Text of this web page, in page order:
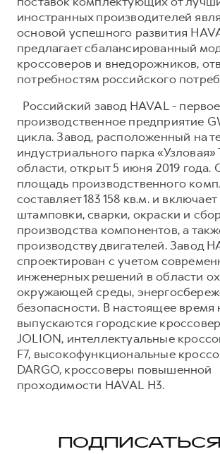
иностранных производителей
основой успешного развития
предлагает сбалансированный
кроссоверов и внедорожников,
потребностям российского
Российский завод HAVAL -
производственное предприятие
цикла. Завод, расположенный на
индустриального парка «Узловая»
области, открыт 5 июня 2019 года.
площадь производственного
составляет 183 158 кв.м. и включает
штамповки, сварки, окраски и
производства компонентов, а
производству двигателей. Завод
спроектирован с учетом
инженерных решений в области
окружающей среды,
безопасности. В настоящее время
выпускаются городские
JOLION, интеллектуальные
F7, высокофункциональные
DARGO, кроссоверы повышенной
проходимости HAVAL H3.